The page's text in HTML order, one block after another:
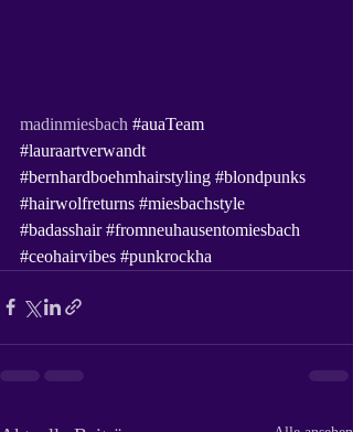
madinmiesbach #auaTeam
#lauraartverwandt
#bernhardboehmhairstyling #blondpunks
#hairwolfreturns #miesbachstyle
#badasshair #fromneuhausentomiesbach
#ceohairvibes #punkrockha